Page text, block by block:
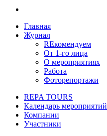
Главная
Журнал
REкомендуем
От 1-го лица
О мероприятиях
Работа
Фоторепортажи
REPA TOURS
Календарь мероприятий
Компании
Участники